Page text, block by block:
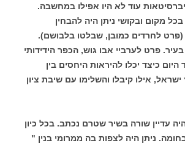
עוד לא היו אפילו במחשבה.
מקום ובקושי ניתן היה להבחין
(פרט לחרדים כמובן, שבלטו בלבושם).
פרט לערביי אבו גוש, הכפר הידידותי
כיצד יכלו להיראות היחסים בין
ישראל, אילו קיבלו והשלימו עם שיבת ציון
עדיין שורה בשיר שטרם נכתב. בכל כיון
ניתן היה לצפות בה ממרומי בנין "